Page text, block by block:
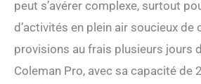
peut s’avérer complexe, surtout
d’activités en plein air soucieux de
provisions au frais plusieurs jours
Coleman Pro, avec sa capacité de